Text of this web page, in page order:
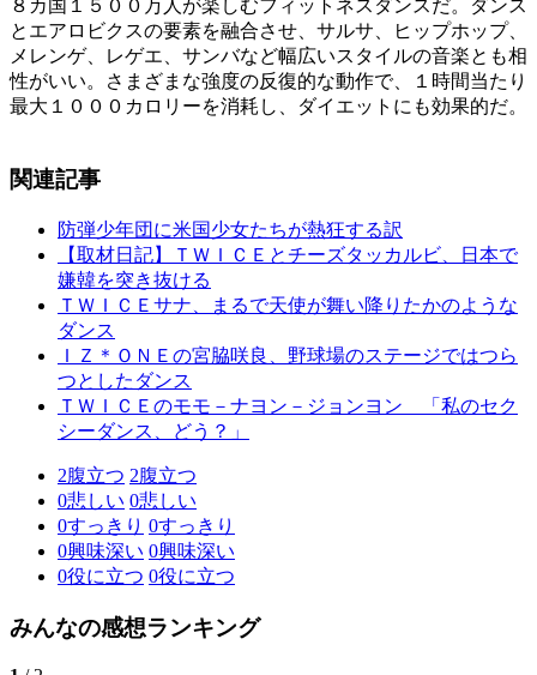
８カ国１５００万人が楽しむフィットネスダンスだ。ダンス
とエアロビクスの要素を融合させ、サルサ、ヒップホップ、
メレンゲ、レゲエ、サンバなど幅広いスタイルの音楽とも相
性がいい。さまざまな強度の反復的な動作で、１時間当たり
最大１０００カロリーを消耗し、ダイエットにも効果的だ。
関連記事
防弾少年団に米国少女たちが熱狂する訳
【取材日記】ＴＷＩＣＥとチーズタッカルビ、日本で
嫌韓を突き抜ける
ＴＷＩＣＥサナ、まるで天使が舞い降りたかのような
ダンス
ＩＺ＊ＯＮＥの宮脇咲良、野球場のステージではつら
つとしたダンス
ＴＷＩＣＥのモモ－ナヨン－ジョンヨン 「私のセク
シーダンス、どう？」
2腹立つ 2腹立つ
0悲しい 0悲しい
0すっきり 0すっきり
0興味深い 0興味深い
0役に立つ 0役に立つ
みんなの感想ランキング